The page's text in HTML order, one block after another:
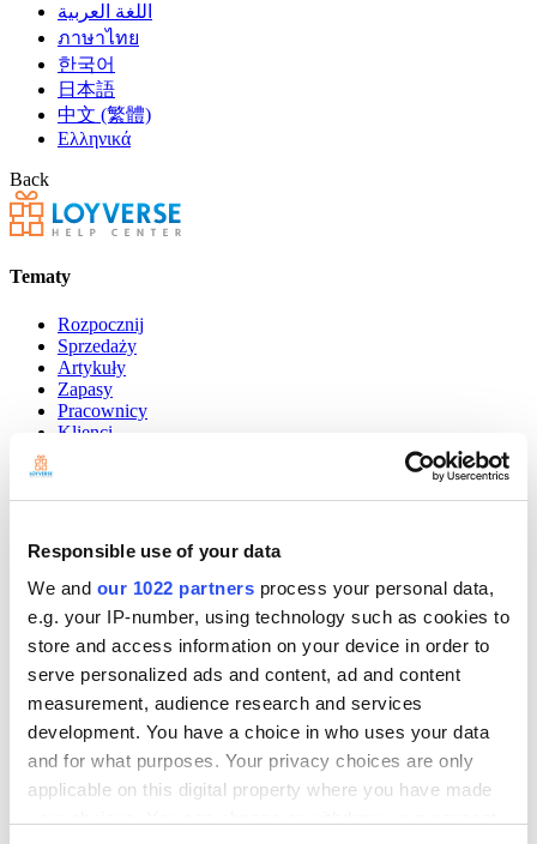
Responsible use of your data
We and our 1022 partners process your personal data,
e.g. your IP-number, using technology such as cookies to
store and access information on your device in order to
serve personalized ads and content, ad and content
measurement, audience research and services
development. You have a choice in who uses your data
and for what purposes. Your privacy choices are only
applicable on this digital property where you have made
اللغة العربية
ภาษาไทย
한국어
日本語
中文 (繁體)
Ελληνικά
Back
Tematy
Rozpocznij
Sprzedaży
Artykuły
Zapasy
Pracownicy
Klienci
Sprzęt
Systemy POS
Community
Show — Community Hide — Community
Community
ROZPOCZNIJ